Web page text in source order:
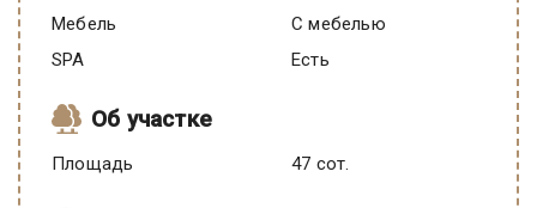
Мебель
C мебелью
SPA
есть
Об участке
Площадь 47 сот.